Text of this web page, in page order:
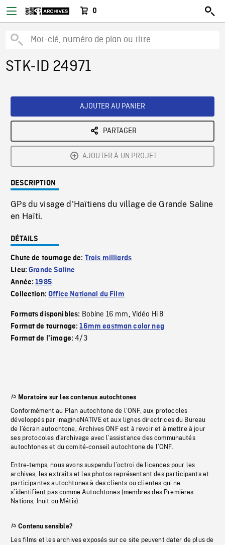
0
STK-ID 24971
AJOUTER AU PANIER
PARTAGER
AJOUTER À UN PROJET
DESCRIPTION
GPs du visage d'Haïtiens du village de Grande Saline
en Haïti.
DÉTAILS
Chute de tournage de: Trois milliards
Lieu:Grande Saline
Année:1985
Collection:Office National du Film
Formats disponibles: Bobine 16 mm, Vidéo Hi 8
Format de tournage:16mm eastman color neg
Format de l'image:4/3
Moratoire sur les contenus autochtones
Conformément au Plan autochtone de l’ONF, aux protocoles
développés par imagineNATIVE et aux lignes directrices du Bureau
de l’écran autochtone, Archives ONF est à revoir et à mettre à jour
ses protocoles d’archivage avec l’assistance des communautés
autochtones et du comité-conseil autochtone de l’ONF.
Entre-temps, nous avons suspendu l’octroi de licences pour les
archives, les extraits et les photos représentant des participants et
participantes autochtones à des clients ou clientes qui ne
s’identifient pas comme Autochtones (membres des Premières
Nations, Inuit ou Métis).
Contenu sensible?
Les films et les archives exposés sur ce site peuvent dater de plus de